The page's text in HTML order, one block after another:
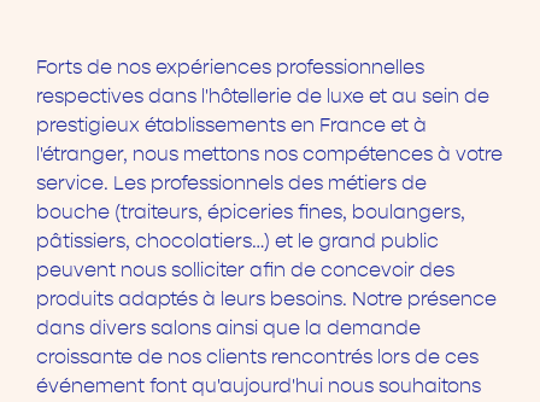
Forts de nos expériences professionnelles
respectives dans l'hôtellerie de luxe et au sein de
prestigieux établissements en France et à
l'étranger, nous mettons nos compétences à votre
service. Les professionnels des métiers de
bouche (traiteurs, épiceries fines, boulangers,
pâtissiers, chocolatiers…) et le grand public
peuvent nous solliciter afin de concevoir des
produits adaptés à leurs besoins. Notre présence
dans divers salons ainsi que la demande
croissante de nos clients rencontrés lors de ces
événement font qu'aujourd'hui nous souhaitons